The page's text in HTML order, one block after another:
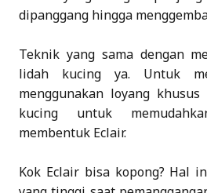
dipanggang hingga
Teknik yang sama dengan
lidah kucing ya. Untuk
menggunakan loyang
kucing untuk
membentuk Eclair.
Kok Eclair bisa kopong? Hal